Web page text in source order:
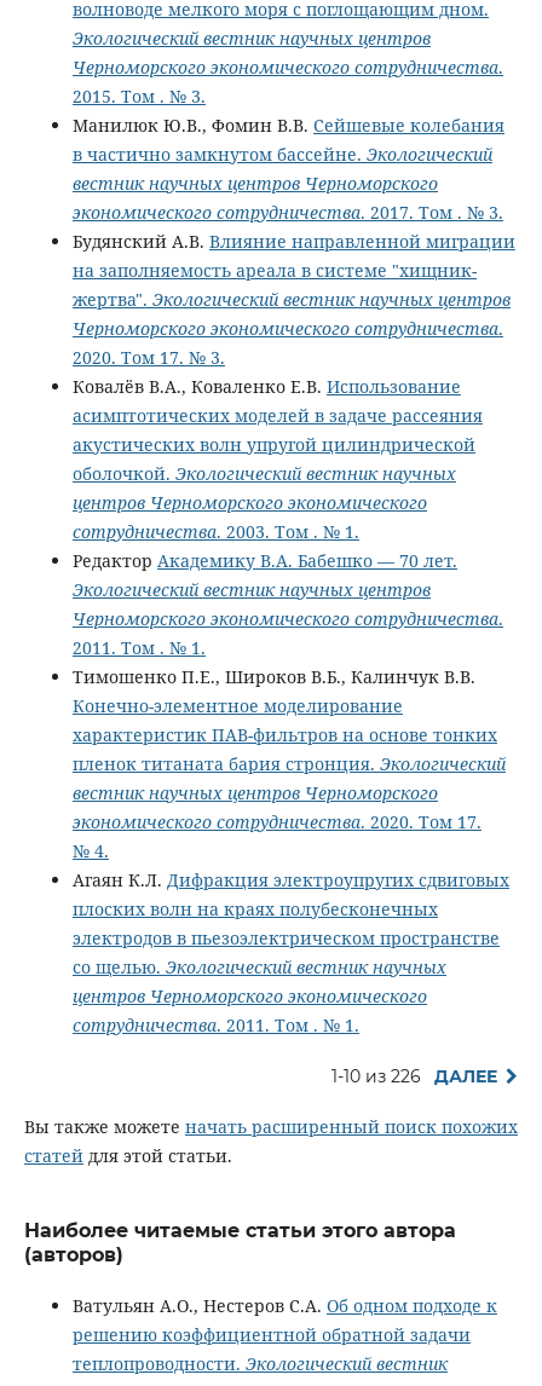
волноводе мелкого моря с поглощающим дном.
Экологический вестник научных центров
Черноморского экономического сотрудничества.
2015. Том . № 3.
Манилюк Ю.В., Фомин В.В. Сейшевые колебания
в частично замкнутом бассейне. Экологический
вестник научных центров Черноморского
экономического сотрудничества. 2017. Том . № 3.
Будянский А.В. Влияние направленной миграции
на заполняемость ареала в системе "хищник-
жертва". Экологический вестник научных центров
Черноморского экономического сотрудничества.
2020. Том 17. № 3.
Ковалёв В.А., Коваленко Е.В. Использование
асимптотических моделей в задаче рассеяния
акустических волн упругой цилиндрической
оболочкой. Экологический вестник научных
центров Черноморского экономического
сотрудничества. 2003. Том . № 1.
Редактор Академику В.А. Бабешко — 70 лет.
Экологический вестник научных центров
Черноморского экономического сотрудничества.
2011. Том . № 1.
Тимошенко П.Е., Широков В.Б., Калинчук В.В.
Конечно-элементное моделирование
характеристик ПАВ-фильтров на основе тонких
пленок титаната бария стронция. Экологический
вестник научных центров Черноморского
экономического сотрудничества. 2020. Том 17.
№ 4.
Агаян К.Л. Дифракция электроупругих сдвиговых
плоских волн на краях полубесконечных
электродов в пьезоэлектрическом пространстве
со щелью. Экологический вестник научных
центров Черноморского экономического
сотрудничества. 2011. Том . № 1.
1-10 из 226 ДАЛЕЕ
Вы также можете начать расширенный поиск похожих
статейдля этой статьи.
Наиболее читаемые статьи этого автора
(авторов)
Ватульян А.О., Нестеров С.А. Об одном подходе к
решению коэффициентной обратной задачи
теплопроводности. Экологический вестник